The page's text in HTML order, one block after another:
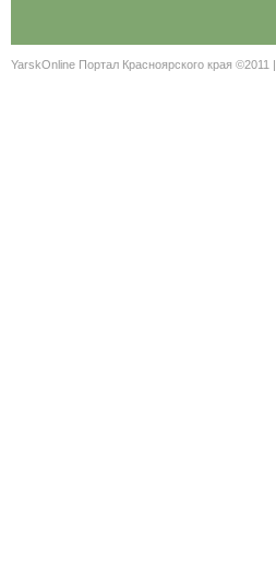
YarskOnline Портал Красноярского края ©2011 |